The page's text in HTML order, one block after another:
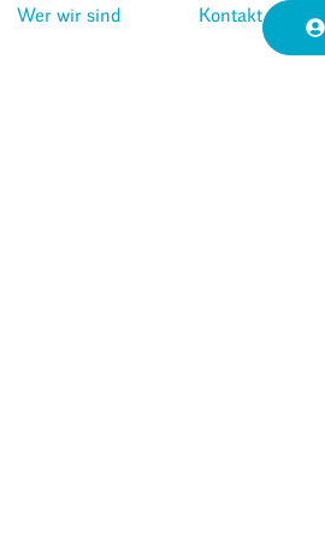
Wer wir sind Kontakt